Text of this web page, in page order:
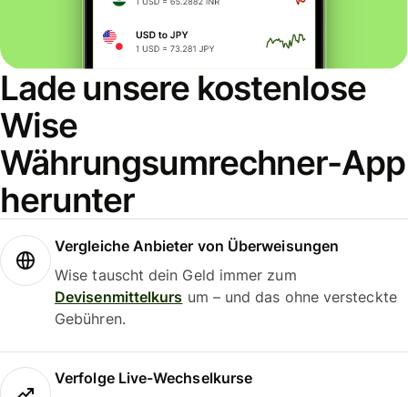
Lade unsere kostenlose
Wise
Währungsumrechner-App
herunter
Vergleiche Anbieter von Überweisungen
Wise tauscht dein Geld immer zum
Devisenmittelkurs um – und das ohne versteckte
Gebühren.
Verfolge Live-Wechselkurse